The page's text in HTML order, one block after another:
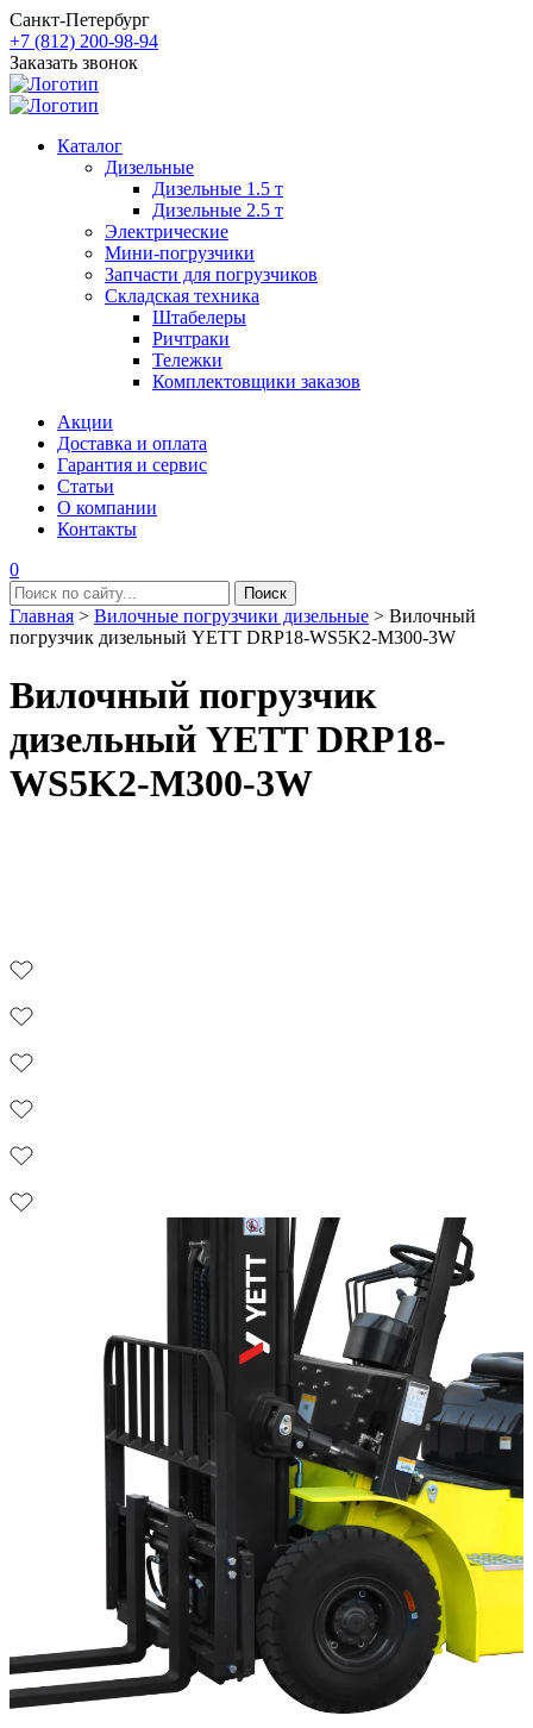
Санкт-Петербург
+7 (812) 200-98-94
Заказать звонок
Каталог
Дизельные
Дизельные 1.5 т
Дизельные 2.5 т
Электрические
Мини-погрузчики
Запчасти для погрузчиков
Складская техника
Штабелеры
Ричтраки
Тележки
Комплектовщики заказов
Акции
Доставка и оплата
Гарантия и сервис
Статьи
О компании
Контакты
0
Главная > Вилочные погрузчики дизельные > Вилочный
погрузчик дизельный YETT DRP18-WS5K2-M300-3W
Вилочный погрузчик
дизельный YETT DRP18-
WS5K2-M300-3W